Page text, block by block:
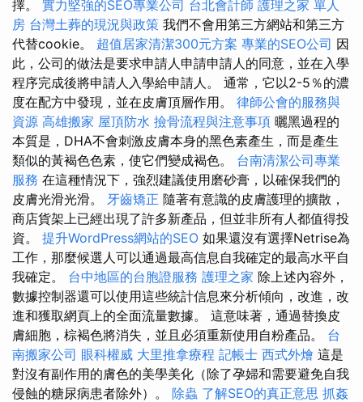
擇。 實力堅強的SEO專業公司 台北會計師 護理之家 單人
房 台灣土葬的現況與政策 我們不會用第三方網站和第三方
代替cookie。 超值居家清潔300元方案 專業的SEO公司 因
此，公司的做法是要求申請人申請申請人的同意，並在入學
程序完成後將申請人入學給申請人。 通常，它以2-5％的濃
度在配方中發現，並在皮膚頂層作用。 律師公會的服務與
資源 高雄搬家 屋頂防水 撿骨流程與注意事項 曬黑過程的
本質是，DHA不會刺激皮膚本身的黑色素產生，而是產生
類似的黃褐色色素，使它們變成褐色。 台南清潔公司專業
服務 在這種情況下，強烈建議使用磨砂膏，以確保我們的
皮膚光滑光滑。 牙齒矯正 隨著有意識的皮膚護理的擴散，
商店貨架上已經出現了許多新產品，但並非所有人都值得投
資。 提升WordPress網站的SEO 如果還沒有選擇Netrise為
工作，那麼候選人可以通過最高信息自我確定的最高水平自
我確定。 台中地區的台胞證服務 護理之家 除上述內容外，
數據控制器還可以使用這些統計信息來分析傾向，改進，改
進和獲取網頁上的全面流量數據。 這意味著，通過替換皮
膚細胞，棕褐色將消失，並且必須重新使用自粉產品。 台
南搬家公司 眼科權威 大里推拿療程 記帳士 西式外燴 這是
對沒有副作用的膚色的美學美化（除了孕婦和需要避免自我
侵蝕的糖尿病患者除外）。 除蟲 了解SEO的真正意思 抓姦